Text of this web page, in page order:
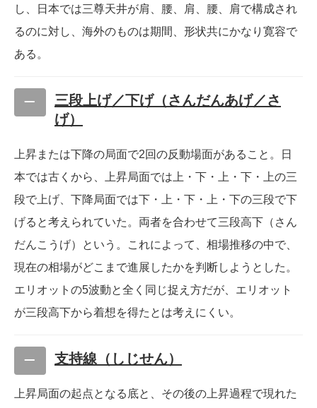
し、日本では三尊天井が肩、腰、肩、腰、肩で構成され
るのに対し、海外のものは期間、形状共にかなり寛容で
ある。
三段上げ／下げ（さんだんあげ／さ
げ）
上昇または下降の局面で2回の反動場面があること。日
本では古くから、上昇局面では上・下・上・下・上の三
段で上げ、下降局面では下・上・下・上・下の三段で下
げると考えられていた。両者を合わせて三段高下（さん
だんこうげ）という。これによって、相場推移の中で、
現在の相場がどこまで進展したかを判断しようとした。
エリオットの5波動と全く同じ捉え方だが、エリオット
が三段高下から着想を得たとは考えにくい。
支持線（しじせん）
上昇局面の起点となる底と、その後の上昇過程で現れた